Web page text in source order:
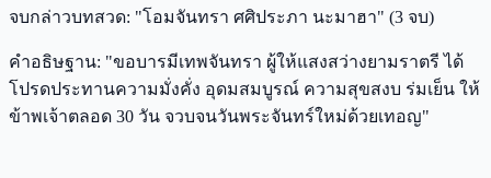
จบกล่าวบทสวด: "โอมจันทรา ศศิประภา นะมาฮา" (3 จบ)
คำอธิษฐาน: "ขอบารมีเทพจันทรา ผู้ให้แสงสว่างยามราตรี ได้
โปรดประทานความมั่งคั่ง อุดมสมบูรณ์ ความสุขสงบ ร่มเย็น ให้
ข้าพเจ้าตลอด 30 วัน จวบจนวันพระจันทร์ใหม่ด้วยเทอญ"